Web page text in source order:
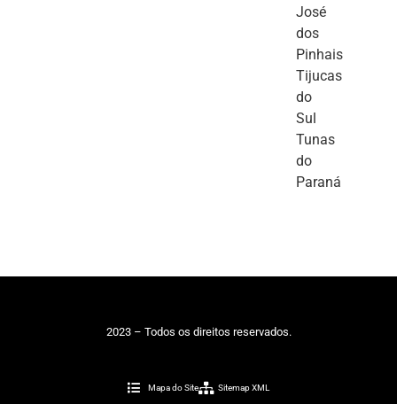
José
dos
Pinhais
Tijucas
do
Sul
Tunas
do
Paraná
2023 – Todos os direitos reservados.
Mapa do Site Sitemap XML